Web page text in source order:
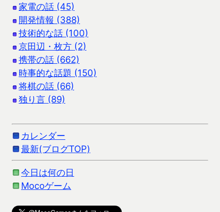
家電の話 (45)
開発情報 (388)
技術的な話 (100)
京田辺・枚方 (2)
携帯の話 (662)
時事的な話題 (150)
将棋の話 (66)
独り言 (89)
カレンダー
最新(ブログTOP)
今日は何の日
Mocoゲーム